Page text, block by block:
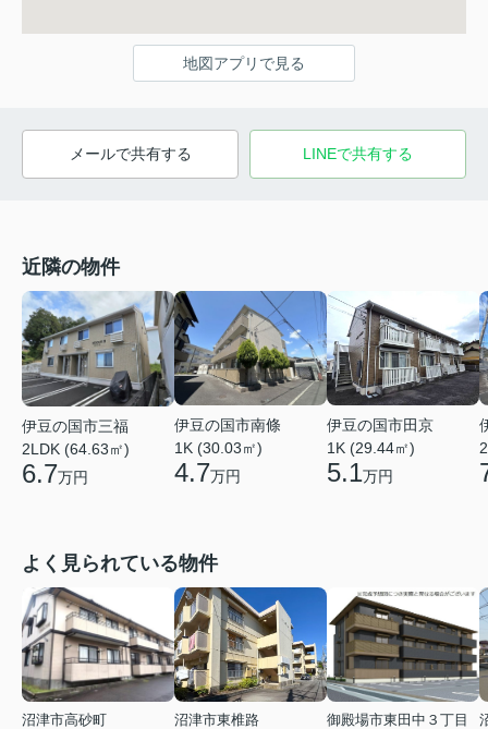
地図アプリで見る
メールで共有する LINEで共有する
近隣の物件
伊豆の国市三福
2LDK (64.63㎡)
6.7万円
伊豆の国市南條
1K (30.03㎡)
4.7万円
伊豆の国市田京
1K (29.44㎡)
5.1万円
よく見られている物件
沼津市高砂町
沼津市東椎路
御殿場市東田中３丁目